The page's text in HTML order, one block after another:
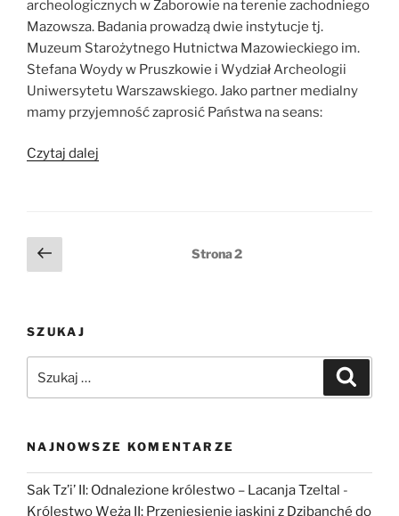
archeologicznych w Zaborowie na terenie zachodniego
Mazowsza. Badania prowadzą dwie instytucje tj.
Muzeum Starożytnego Hutnictwa Mazowieckiego im.
Stefana Woydy w Pruszkowie i Wydział Archeologii
Uniwersytetu Warszawskiego. Jako partner medialny
mamy przyjemność zaprosić Państwa na seans:
Czytaj dalej
Stronicowanie
wpisów
Poprzednia
strona
Strona2
SZUKAJ
NAJNOWSZE KOMENTARZE
Sak Tz’i’ II: Odnalezione królestwo – Lacanja Tzeltal -
Królestwo Węża II: Przeniesienie jaskini z Dzibanché do